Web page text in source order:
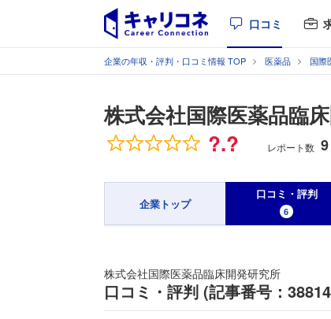
口コミ
企業の年収・評判・口コミ情報 TOP 医薬品 国際
株式会社国際医薬品臨
総合評価
?.? レポート数 9
企業トップ
口コミ・評判
6
株式会社国際医薬品臨床開発研究所
口コミ・評判 (記事番号：